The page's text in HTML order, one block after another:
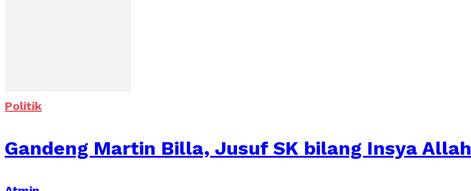
Politik
Gandeng Martin Billa, Jusuf SK bilang Insya Allah